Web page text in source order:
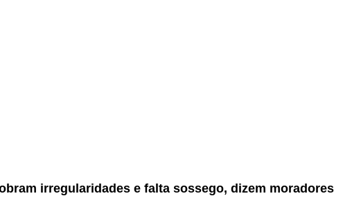
irregularidades e falta sossego, dizem moradores